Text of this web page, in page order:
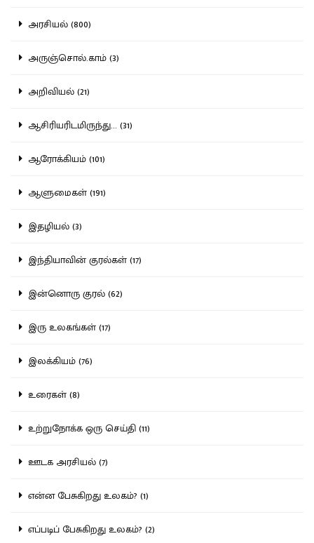
அரசியல் (800)
அருஞ்சொல்.காம் (3)
அறிவியல் (21)
ஆசிரியரிடமிருந்து... (31)
ஆரோக்கியம் (101)
ஆளுமைகள் (191)
இதழியல் (3)
இந்தியாவின் குரல்கள் (17)
இன்னொரு குரல் (62)
இரு உலகங்கள் (17)
இலக்கியம் (76)
உரைகள் (8)
உற்றுநோக்க ஒரு செய்தி (11)
ஊடக அரசியல் (7)
என்ன பேசுகிறது உலகம்? (1)
எப்படிப் பேசுகிறது உலகம்? (2)